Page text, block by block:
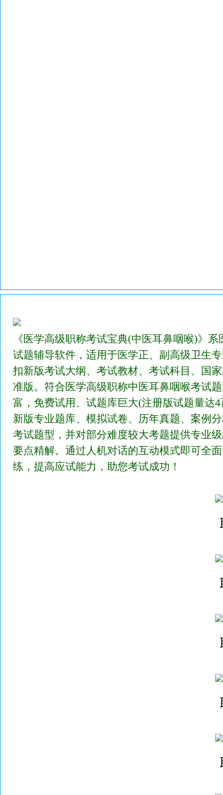
《医学高级职称考试宝典(中医耳鼻咽喉)》
试题辅导软件，适用于医学正、副高级卫生
扣新版考试大纲、考试教材、考试科目、国
准版。符合医学高级职称中医耳鼻咽喉考试
富，免费试用、试题库巨大(注册版试题量达
新版专业题库、模拟试卷、历年真题、案例
考试题型，并对部分难度较大考题提供专业
要点精解。通过人机对话的互动模式即可全
练，提高应试能力，助您考试成功！